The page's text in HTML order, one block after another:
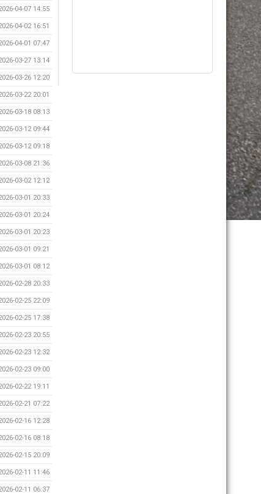
04-07 14:55
04-02 16:51
04-01 07:47
03-27 13:14
03-26 12:20
03-22 20:01
03-18 08:13
03-12 09:44
03-12 09:18
03-08 21:36
03-02 12:12
03-01 20:33
03-01 20:24
03-01 20:23
03-01 09:21
03-01 08:12
02-28 20:33
02-25 22:09
02-25 17:38
02-23 20:55
02-23 12:32
02-23 09:00
02-22 19:11
02-21 07:22
02-16 12:28
02-16 08:18
02-15 20:09
02-11 11:46
02-11 06:37